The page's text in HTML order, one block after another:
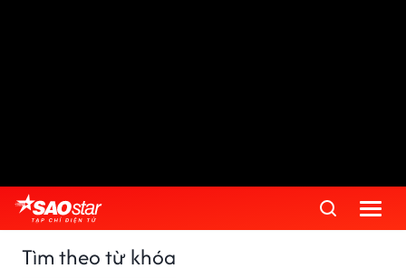
Tìm theo từ khóa